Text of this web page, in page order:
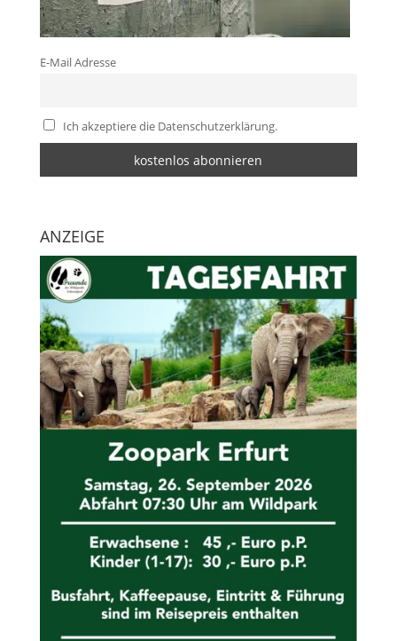
E-Mail Adresse
Ich akzeptiere die Datenschutzerklärung.
ANZEIGE